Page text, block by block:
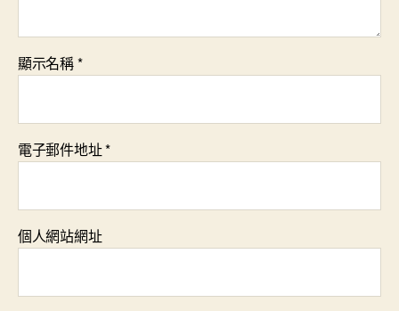
顯示名稱*
電子郵件地址*
個人網站網址